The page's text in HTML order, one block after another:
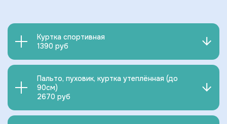
Куртка спортивная
1390 руб
Пальто, пуховик, куртка утеплённая (до
90см)
2670 руб